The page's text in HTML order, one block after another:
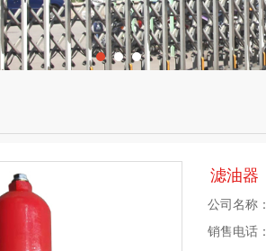
滤油器
公司名称：
销售电话：